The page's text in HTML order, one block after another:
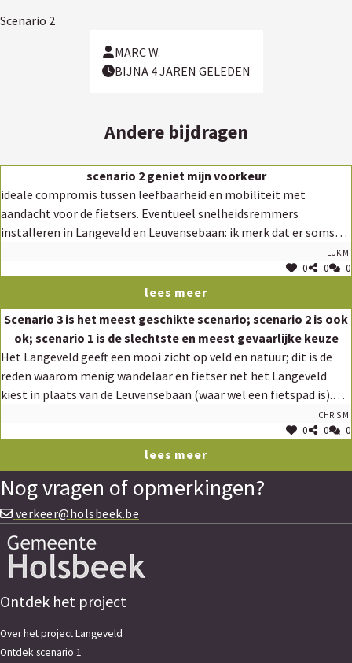
Scenario 2
MARC W.
BIJNA 4 JAREN GELEDEN
Andere bijdragen
scenario 2 geniet mijn voorkeur
ideale compromis tussen leefbaarheid en mobiliteit met
aandacht voor de fietsers. Eventueel snelheidsremmers
installeren in Langeveld en Leuvensebaan: ik merk dat er soms
Luk M.
0 0 0
lees meer
Scenario 3 is het meest geschikte scenario; scenario 2 is ook
ok; scenario 1 is de slechtste en meest gevaarlijke keuze
Het Langeveld geeft een mooi zicht op veld en natuur; dit is de
reden waarom menig wandelaar en fietser net het Langeveld
kiest in plaats van de Leuvensebaan (waar wel een fietspad is).
Het is dan ook een logische keuze de fietsers en wandelaar te
beschermen in het Langeveld, door het doorgaand verkeer te
werken) hierin niet slaagt. Er werd veel te snel gereden; er werd
dagelijks door meerdere wagens in de verkeerde richting gereden
(eenrichtingsstraat Langeveld); veelal aan super hoge snelheden
om maar snel genoeg terug in het deel van de dreef te komen
waar wel twee richtingsverkeer toegelaten is. Ervaring leert ook
dat de politie diensten deze gevaarlijke situaties niet kunnen
bedwingen. Dit creëerde zeer gevaarlijke toestanden waar bijna
dodelijke slachtoffers zijn gevallen. Scenario 1 is dan ook de
weggebruikers en mag zeker niet opnieuw ingevoerd worden.
Scenario 2 (de knip tijdens de werken) en scenario 3 voldoen
Chris M.
0 0 0
lees meer
Nog vragen of opmerkingen?
verkeer@holsbeek.be
Ontdek het project
Over het project Langeveld
Ontdek scenario 1